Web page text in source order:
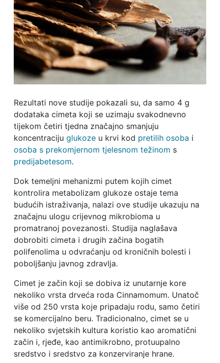
Rezultati nove studije pokazali su, da samo 4 g
dodataka cimeta koji se uzimaju svakodnevno
tijekom četiri tjedna značajno smanjuju
koncentraciju glukozeu krvi kod pretilih osoba i
osoba s prekomjernom tjelesnom težinom s
predijabetesom.
Dok temeljni mehanizmi putem kojih cimet
kontrolira metabolizam glukoze ostaje tema
budućih istraživanja, nalazi ove studije ukazuju na
značajnu ulogu crijevnog mikrobioma u
promatranoj povezanosti. Studija naglašava
dobrobiti cimeta i drugih začina bogatih
polifenolima u odvraćanju od kroničnih bolesti i
poboljšanju javnog zdravlja.
Cimet je začin koji se dobiva iz unutarnje kore
nekoliko vrsta drveća roda Cinnamomum. Unatoč
više od 250 vrsta koje pripadaju rodu, samo četiri
se komercijalno beru. Tradicionalno, cimet se u
nekoliko svjetskih kultura koristio kao aromatični
začin i, rjeđe, kao antimikrobno, protuupalno
sredstvo i sredstvo za konzerviranje hrane.